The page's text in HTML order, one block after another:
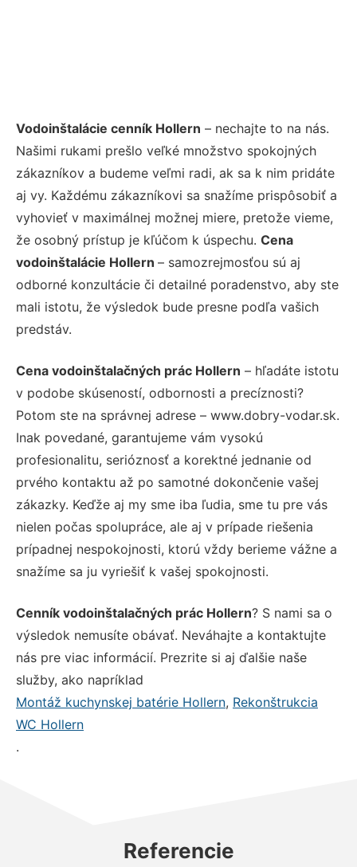
Vodoinštalácie cenník Hollern – nechajte to na nás.
Našimi rukami prešlo veľké množstvo spokojných
zákazníkov a budeme veľmi radi, ak sa k nim pridáte
aj vy. Každému zákazníkovi sa snažíme prispôsobiť a
vyhovieť v maximálnej možnej miere, pretože vieme,
že osobný prístup je kľúčom k úspechu. Cena
vodoinštalácie Hollern – samozrejmosťou sú aj
odborné konzultácie či detailné poradenstvo, aby ste
mali istotu, že výsledok bude presne podľa vašich
predstáv.
Cena vodoinštalačných prác Hollern – hľadáte istotu
v podobe skúseností, odbornosti a precíznosti?
Potom ste na správnej adrese – www.dobry-vodar.sk.
Inak povedané, garantujeme vám vysokú
profesionalitu, serióznosť a korektné jednanie od
prvého kontaktu až po samotné dokončenie vašej
zákazky. Keďže aj my sme iba ľudia, sme tu pre vás
nielen počas spolupráce, ale aj v prípade riešenia
prípadnej nespokojnosti, ktorú vždy berieme vážne a
snažíme sa ju vyriešiť k vašej spokojnosti.
Cenník vodoinštalačných prác Hollern? S nami sa o
výsledok nemusíte obávať. Neváhajte a kontaktujte
nás pre viac informácií. Prezrite si aj ďalšie naše
služby, ako napríklad
Montáž kuchynskej batérie Hollern, Rekonštrukcia
WC Hollern
.
Referencie